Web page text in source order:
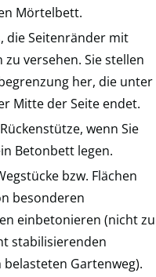
Mörtelbett.
die Seitenränder mit
versehen. Sie stellen
her, die unter
Mitte der Seite endet.
wenn Sie
Betonbett legen.
bzw. Flächen
besonderen
einbetonieren (nicht zu
stabilisierenden
Gartenweg).